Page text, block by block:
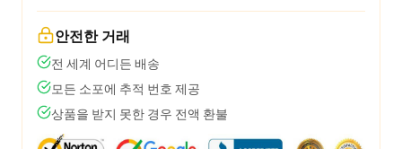
안전한 거래
전 세계 어디든 배송
모든 소포에 추적 번호 제공
상품을 받지 못한 경우 전액 환불